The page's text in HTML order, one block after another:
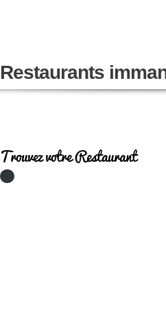
Restaurants
Trouvez votre Restaurant